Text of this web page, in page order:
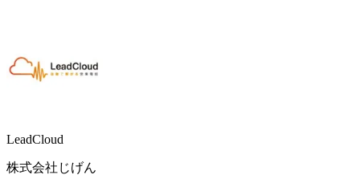
LeadCloud
株式会社じげん